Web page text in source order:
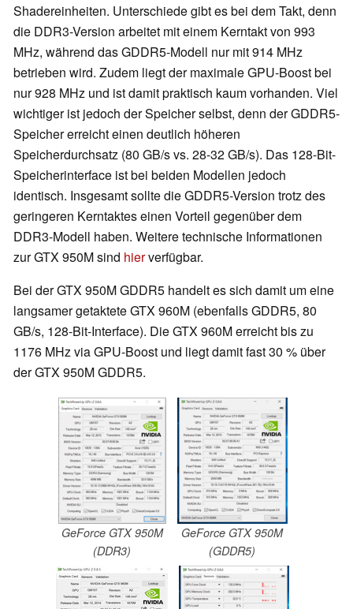
Shadereinheiten. Unterschiede gibt es bei dem Takt, denn
die DDR3-Version arbeitet mit einem Kerntakt von 993
MHz, während das GDDR5-Modell nur mit 914 MHz
betrieben wird. Zudem liegt der maximale GPU-Boost bei
nur 928 MHz und ist damit praktisch kaum vorhanden. Viel
wichtiger ist jedoch der Speicher selbst, denn der GDDR5-
Speicher erreicht einen deutlich höheren
Speicherdurchsatz (80 GB/s vs. 28-32 GB/s). Das 128-Bit-
Speicherinterface ist bei beiden Modellen jedoch
identisch. Insgesamt sollte die GDDR5-Version trotz des
geringeren Kerntaktes einen Vorteil gegenüber dem
DDR3-Modell haben. Weitere technische Informationen
zur GTX 950M sind hierverfügbar.
Bei der GTX 950M GDDR5 handelt es sich damit um eine
langsamer getaktete GTX 960M (ebenfalls GDDR5, 80
GB/s, 128-Bit-Interface). Die GTX 960M erreicht bis zu
1176 MHz via GPU-Boost und liegt damit fast 30 % über
der GTX 950M GDDR5.
GeForce GTX 950M
(DDR3)
GeForce GTX 950M
(GDDR5)